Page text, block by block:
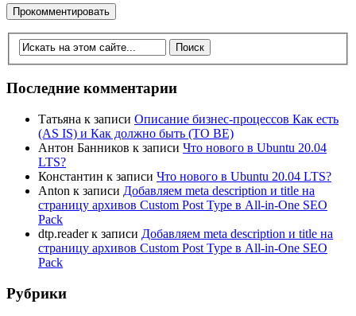
Последние комментарии
Татьяна к записи Описание бизнес-процессов Как есть
(AS IS) и Как должно быть (TO BE)
Антон Банников к записи Что нового в Ubuntu 20.04
LTS?
Константин к записи Что нового в Ubuntu 20.04 LTS?
Anton к записи Добавляем meta description и title на
страницу архивов Custom Post Type в All-in-One SEO
Pack
dtp.readerк записи Добавляем meta description и title на
страницу архивов Custom Post Type в All-in-One SEO
Pack
Рубрики